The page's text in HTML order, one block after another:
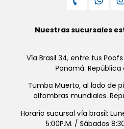
Nuestras sucursales
Vía Brasil 34, entre tus
Panamá. República
Tumba Muerto, al lado de
alfombras mundiales.
Horario sucursal vía brasil:
5:00P.M. / Sábados